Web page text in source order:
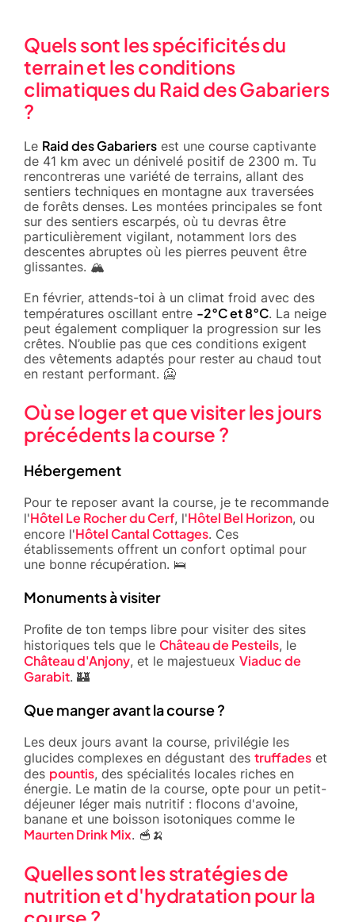
Quels sont les spécificités du
terrain et les conditions
climatiques du Raid des Gabariers
?
Le Raid des Gabariers est une course captivante
de 41 km avec un dénivelé positif de 2300 m. Tu
rencontreras une variété de terrains, allant des
sentiers techniques en montagne aux traversées
de forêts denses. Les montées principales se font
sur des sentiers escarpés, où tu devras être
particulièrement vigilant, notamment lors des
descentes abruptes où les pierres peuvent être
glissantes. 🏔️
En février, attends-toi à un climat froid avec des
températures oscillant entre -2°C et 8°C. La neige
peut également compliquer la progression sur les
crêtes. N’oublie pas que ces conditions exigent
des vêtements adaptés pour rester au chaud tout
en restant performant. 🥶
Où se loger et que visiter les jours
précédents la course ?
Hébergement
Pour te reposer avant la course, je te recommande
l'Hôtel Le Rocher du Cerf, l'Hôtel Bel Horizon, ou
encore l'Hôtel Cantal Cottages. Ces
établissements offrent un confort optimal pour
une bonne récupération. 🛌
Monuments à visiter
Proﬁte de ton temps libre pour visiter des sites
historiques tels que le Château de Pesteils, le
Château d'Anjony, et le majestueux Viaduc de
Garabit. 🏰
Que manger avant la course ?
Les deux jours avant la course, privilégie les
glucides complexes en dégustant des truffades et
des pountis, des spécialités locales riches en
énergie. Le matin de la course, opte pour un petit-
déjeuner léger mais nutritif : flocons d'avoine,
banane et une boisson isotoniques comme le
Maurten Drink Mix. 🥣🍌
Quelles sont les stratégies de
nutrition et d'hydratation pour la
course ?